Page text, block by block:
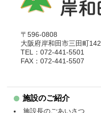
〒596-0808
大阪府岸和田市三田町142
TEL：072-441-5501
FAX：072-441-5507
施設のご紹介
施設長のごあいさつ